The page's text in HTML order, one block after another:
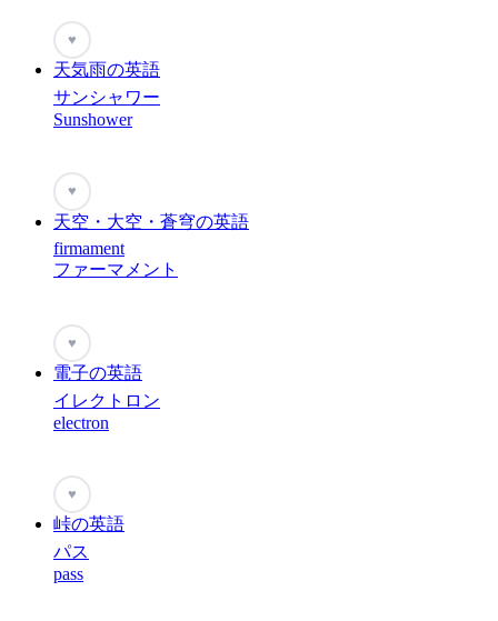
♥
天気雨の英語
サンシャワー
Sunshower
♥
天空・大空・蒼穹の英語
firmament
ファーマメント
♥
電子の英語
イレクトロン
electron
♥
峠の英語
パス
pass